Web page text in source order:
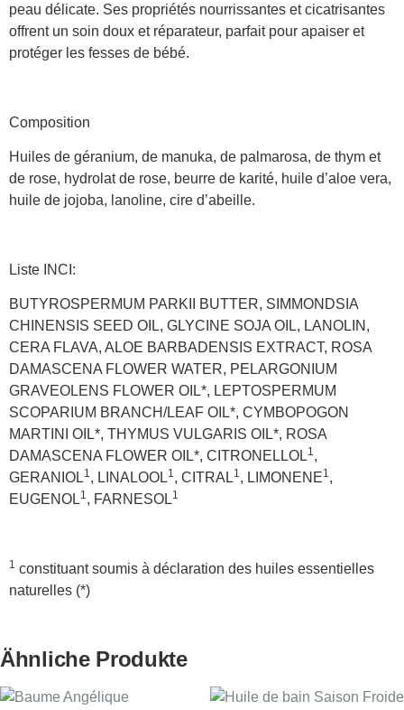
peau délicate. Ses propriétés nourrissantes et cicatrisantes
offrent un soin doux et réparateur, parfait pour apaiser et
protéger les fesses de bébé.
Composition
Huiles de géranium, de manuka, de palmarosa, de thym et
de rose, hydrolat de rose, beurre de karité, huile d’aloe vera,
huile de jojoba, lanoline, cire d’abeille.
Liste INCI:
BUTYROSPERMUM PARKII BUTTER, SIMMONDSIA
CHINENSIS SEED OIL, GLYCINE SOJA OIL, LANOLIN,
CERA FLAVA, ALOE BARBADENSIS EXTRACT, ROSA
DAMASCENA FLOWER WATER, PELARGONIUM
GRAVEOLENS FLOWER OIL*, LEPTOSPERMUM
SCOPARIUM BRANCH/LEAF OIL*, CYMBOPOGON
MARTINI OIL*, THYMUS VULGARIS OIL*, ROSA
DAMASCENA FLOWER OIL*, CITRONELLOL1,
GERANIOL1, LINALOOL1, CITRAL1, LIMONENE1,
EUGENOL1, FARNESOL1
1 constituant soumis à déclaration des huiles essentielles
naturelles (*)
Ähnliche Produkte